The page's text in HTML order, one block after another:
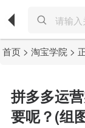
首页 >淘宝学院 >
拼多多运
要呢？(组